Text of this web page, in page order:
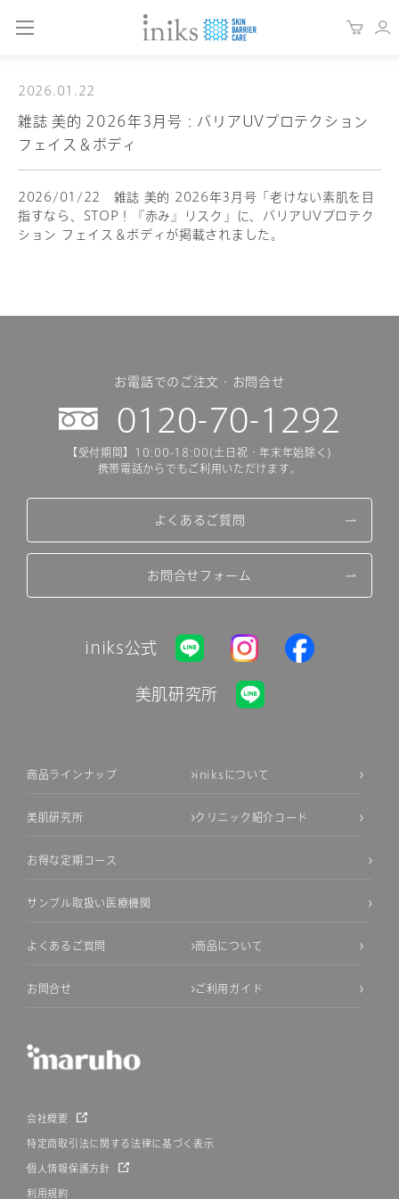
2026.01.22
雑誌 美的 2026年3月号：バリアUVプロテクション
フェイス＆ボディ
2026/01/22 雑誌 美的 2026年3月号「老けない素肌を目
指すなら、STOP！『赤み』リスク」に、バリアUVプロテク
ション フェイス＆ボディが掲載されました。
お電話でのご注文・お問合せ
0120-70-1292
【受付期間】10:00-18:00(土日祝・年末年始除く)
携帯電話からでもご利用いただけます。
よくあるご質問
お問合せフォーム
iniks公式
美肌研究所
商品ラインナップ iniksについて
美肌研究所 クリニック紹介コード
お得な定期コース
サンプル取扱い医療機関
よくあるご質問 商品について
お問合せ ご利用ガイド
会社概要
特定商取引法に関する法律に基づく表示
個人情報保護方針
利用規約